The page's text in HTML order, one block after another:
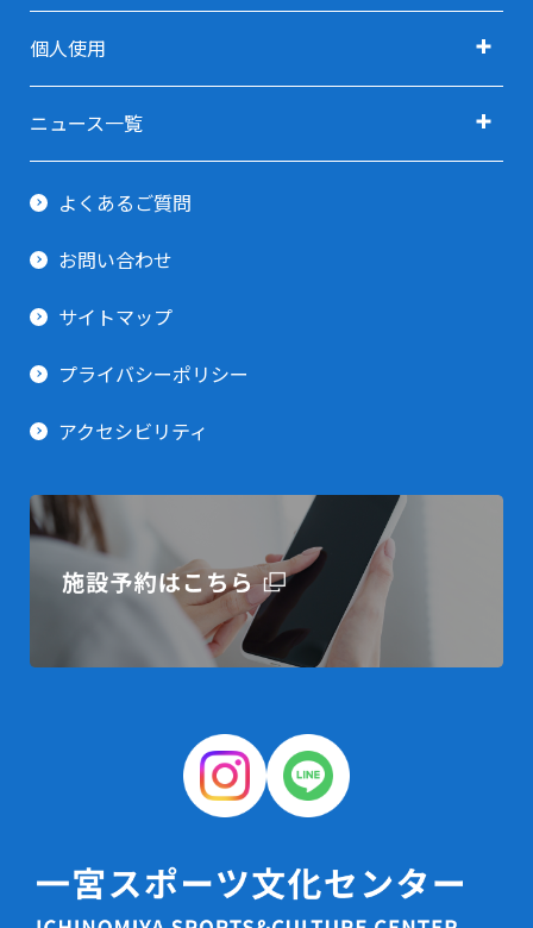
指定管理者
ご予約ガイド
利用当日ガイド
利用用途で探す TOP
利用用途で探す(イベント・展示会)
定期教室ガイド TOP
個人使用
卓球(個人使用)
柔道場(個人使用)
トレーニング室
ニュース一覧
すべてのニュース
よくあるご質問
お問い合わせ
サイトマップ
プライバシーポリシー
アクセシビリティ